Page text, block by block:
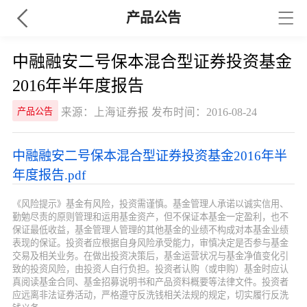
产品公告
中融融安二号保本混合型证券投资基金
2016年半年度报告
产品公告 来源：上海证券报 发布时间：2016-08-24
中融融安二号保本混合型证券投资基金2016年半
年度报告.pdf
《风险提示》基金有风险，投资需谨慎。基金管理人承诺以诚实信用、
勤勉尽责的原则管理和运用基金资产，但不保证本基金一定盈利，也不
保证最低收益，基金管理人管理的其他基金的业绩不构成对本基金业绩
表现的保证。投资者应根据自身风险承受能力，审慎决定是否参与基金
交易及相关业务。在做出投资决策后，基金运营状况与基金净值变化引
致的投资风险，由投资人自行负担。投资者认购（或申购）基金时应认
真阅读基金合同、基金招募说明书和产品资料概要等法律文件。投资者
应远离非法证券活动，严格遵守反洗钱相关法规的规定，切实履行反洗